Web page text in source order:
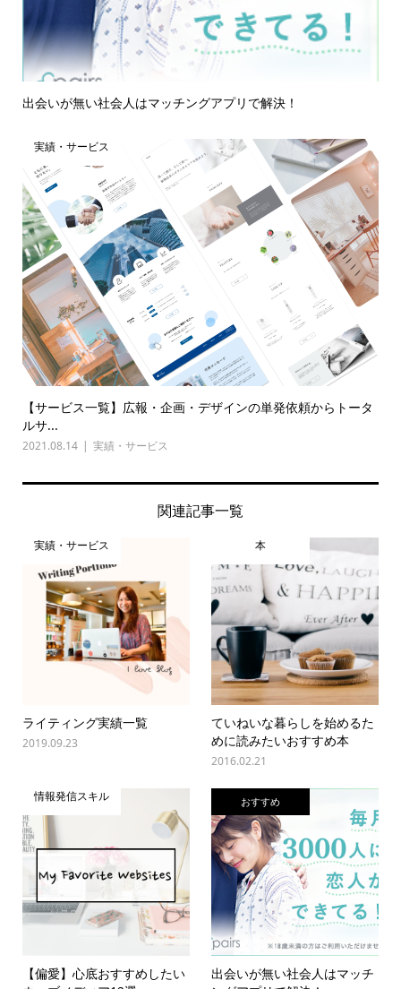
出会いが無い社会人はマッチングアプリで解決！
実績・サービス
【サービス一覧】広報・企画・デザインの単発依頼からトータ
ルサ...
2021.08.14 実績・サービス
関連記事一覧
実績・サービス
ライティング実績一覧
2019.09.23
本
ていねいな暮らしを始めるた
めに読みたいおすすめ本
2016.02.21
情報発信スキル
【偏愛】心底おすすめしたい
おすすめ
出会いが無い社会人はマッチ